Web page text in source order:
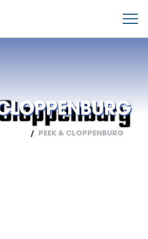
PEEK & CLOPPENBURG